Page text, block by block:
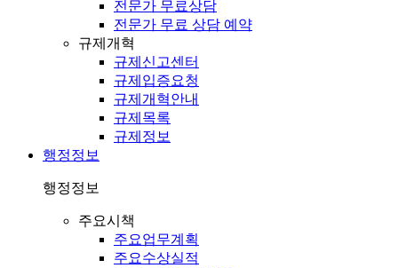
전문가 무료상담
전문가 무료 상담 예약
규제개혁
규제신고센터
규제입증요청
규제개혁안내
규제목록
규제정보
행정정보
행정정보
주요시책
주요업무계획
주요수상실적